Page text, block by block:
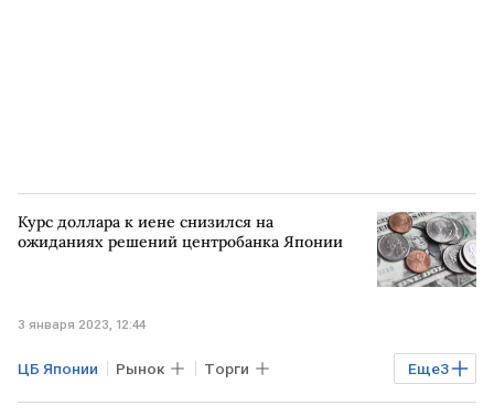
Курс доллара к иене снизился на
ожиданиях решений центробанка Японии
3 января 2023, 12:44
Еще3
ЦБ Японии Рынок Торги
курс иены Курсы валют доллар